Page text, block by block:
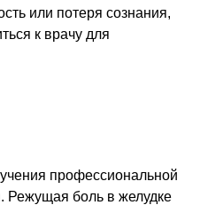
или потеря сознания,
к врачу для
профессиональной
Режущая боль в желудке